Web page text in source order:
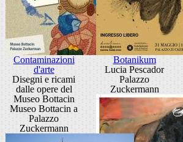
Contaminazioni
d'arte
Disegni e ricami
dalle opere del
Museo Bottacin
Museo Bottacin a
Palazzo
Zuckermann
Botanikum
Lucia Pescador
Palazzo
Zuckermann